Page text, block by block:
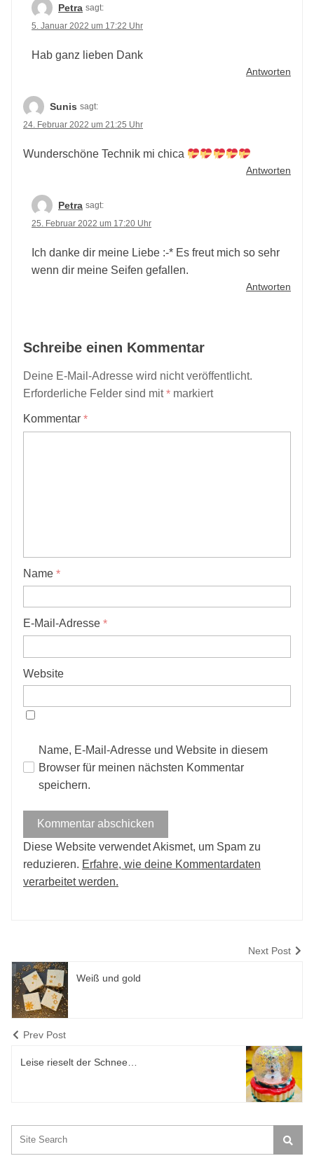
Petra sagt:
5. Januar 2022 um 17:22 Uhr
Hab ganz lieben Dank
Antworten
Sunis sagt:
24. Februar 2022 um 21:25 Uhr
Wunderschöne Technik mi chica
Antworten
Petra sagt:
25. Februar 2022 um 17:20 Uhr
Ich danke dir meine Liebe :-* Es freut mich so sehr
wenn dir meine Seifen gefallen.
Antworten
Schreibe einen Kommentar
Deine E-Mail-Adresse wird nicht veröffentlicht.
Erforderliche Felder sind mit* markiert
Kommentar *
Name *
E-Mail-Adresse *
Website
Name, E-Mail-Adresse und Website in diesem
Browser für meinen nächsten Kommentar
speichern.
Diese Website verwendet Akismet, um Spam zu
reduzieren. Erfahre, wie deine Kommentardaten
verarbeitet werden.
Next Post
Weiß und gold
Prev Post
Leise rieselt der Schnee…